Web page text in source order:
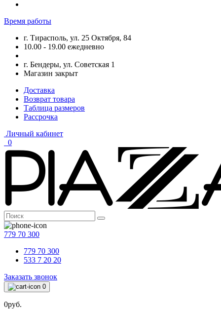
Время работы
г. Тирасполь, ул. 25 Октября, 84
10.00 - 19.00 ежедневно
г. Бендеры, ул. Советская 1
Магазин закрыт
Доставка
Возврат товара
Таблица размеров
Рассрочка
Личный кабинет
0
779 70 300
779 70 300
533 7 20 20
Заказать звонок
0
0руб.